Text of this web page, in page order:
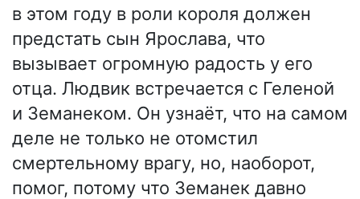
в этом году в роли короля должен
предстать сын Ярослава, что
вызывает огромную радость у его
отца. Людвик встречается с Геленой
и Земанеком. Он узнаёт, что на самом
деле не только не отомстил
смертельному врагу, но, наоборот,
помог, потому что Земанек давно